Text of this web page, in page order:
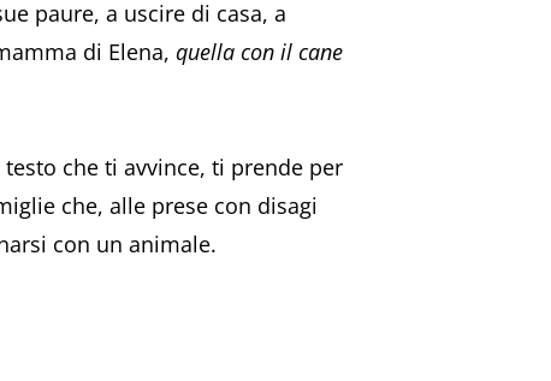
paure, a uscire di casa, a
di Elena, quella con il cane
che ti avvince, ti prende per
che, alle prese con disagi
con un animale.